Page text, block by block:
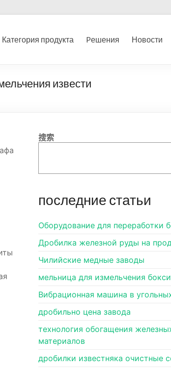
угля,
Категория продукта Pешения Новости
извести
搜索
последние статьи
Оборудование для переработки
Дробилка железной руды на
Чилийские медные заводы
мельница для измельчения
Вибрационная машина в
дробильно цена завода
технология обогащения
материалов
дробилки известняка очистные